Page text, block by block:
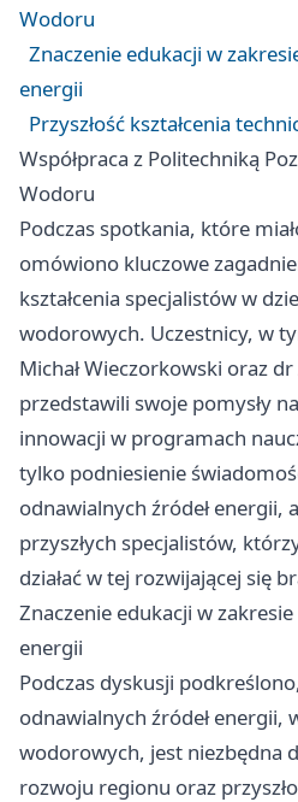
Wodoru
Znaczenie edukacji w
energii
Przyszłość kształcenia
Współpraca z Politechniką
Wodoru
Podczas spotkania, które
omówiono kluczowe
kształcenia specjalistów w
wodorowych. Uczestnicy, w
Michał Wieczorkowski oraz
przedstawili swoje pomysły
innowacji w programach
tylko podniesienie
odnawialnych źródeł energii,
przyszłych specjalistów,
działać w tej rozwijającej się
Znaczenie edukacji w
energii
Podczas dyskusji
odnawialnych źródeł energii,
wodorowych, jest niezbędna
rozwoju regionu oraz